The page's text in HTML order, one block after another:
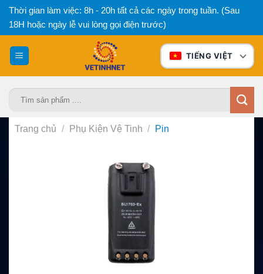
Bỏ
qua
nội
dung
Thời gian làm việc: 8h - 20h tất cả các ngày trong tuần. (Sau
18H hoặc ngày lễ vui lòng gọi điện trước)
TIẾNG VIỆT
Trang chủ / Phụ Kiện Vệ Tinh / Pin